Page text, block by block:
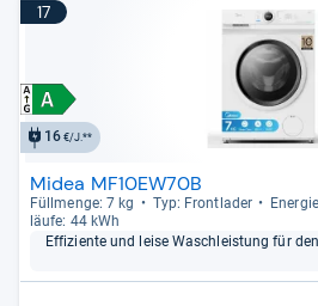
17
16€/J.**
Midea MF10EW70B
Füll­menge: 7 kg Typ: Front­la­der
läufe: 44 kWh
Effi­zi­ente und leise Wasch­leis­tung für